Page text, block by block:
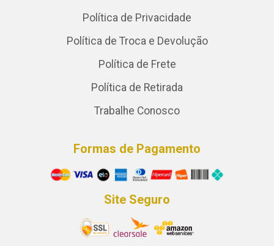
Política de Privacidade
Política de Troca e Devolução
Política de Frete
Política de Retirada
Trabalhe Conosco
Formas de Pagamento
Site Seguro